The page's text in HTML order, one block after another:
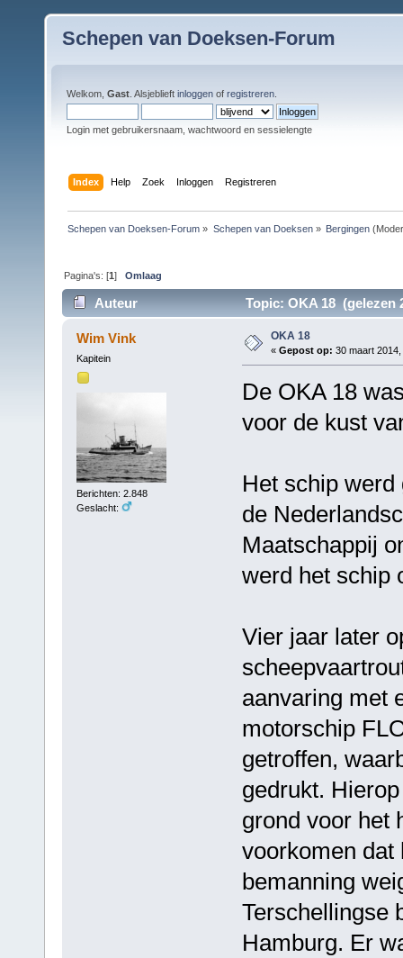
Schepen van Doeksen-Forum
Welkom, Gast . Alsjeblieft inloggen of registreren
Login met gebruikersnaam, wachtwoord en sessielengte
Index Help Zoek Inloggen Registreren
Schepen van Doeksen-Forum » Schepen van Doeksen» Bergingen
Pagina's: [1]Omlaag
Auteur Topic: OKA 18 (gelezen
Wim Vink
Kapitein
Berichten: 2.848
Geslacht:
OKA 18
« Gepost op: 30 maart
De OKA 18
voor de kust
Het schip
de
Maatschappij
werd het schip
Vier jaar later
aanvaring met
motorschip
getroffen,
gedrukt.
grond voor het
voorkomen dat
bemanning
Terschellingse
Hamburg. Er